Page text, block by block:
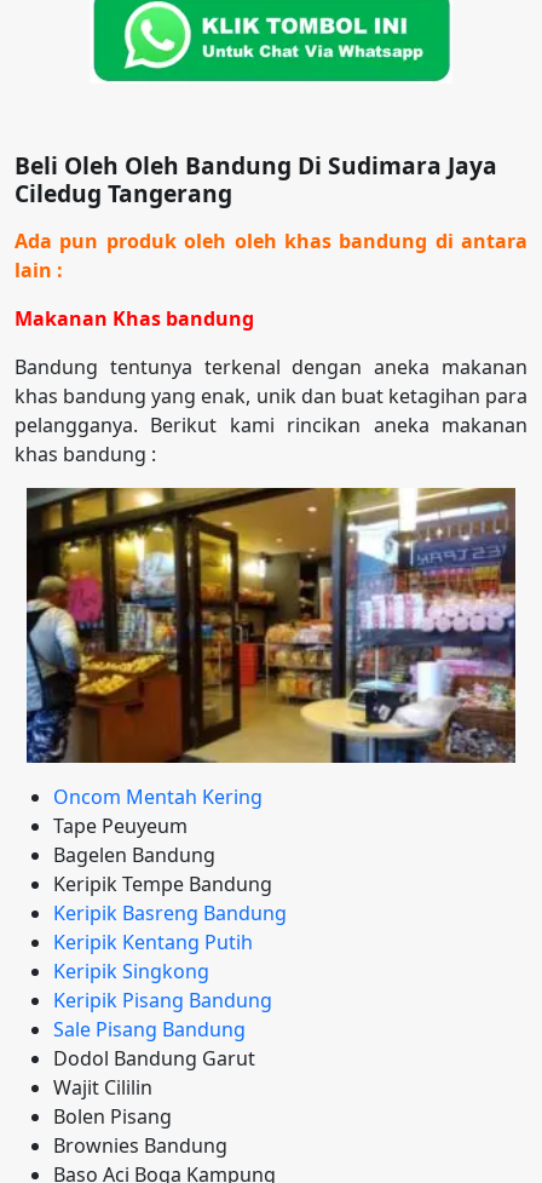
Beli Oleh Oleh Bandung Di Sudimara Jaya
Ciledug Tangerang
Ada pun produk oleh oleh khas bandung di antara
lain :
Makanan Khas bandung
Bandung tentunya terkenal dengan aneka makanan
khas bandung yang enak, unik dan buat ketagihan para
pelangganya. Berikut kami rincikan aneka makanan
khas bandung :
Oncom Mentah Kering
Tape Peuyeum
Bagelen Bandung
Keripik Tempe Bandung
Keripik Basreng Bandung
Keripik Kentang Putih
Keripik Singkong
Keripik Pisang Bandung
Sale Pisang Bandung
Dodol Bandung Garut
Wajit Cililin
Bolen Pisang
Brownies Bandung
Baso Aci Boga Kampung